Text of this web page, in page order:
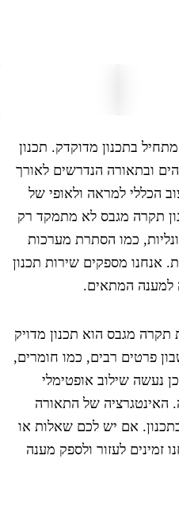
בתכנון מדוקדק. תכנון
ובתאורה הנדרשים לאורך
הכללי למראה ולאופי של
תקרה מגבס לא מתמקד רק
כמו הסתרת מערכות
אנחנו מספקים שירות תכנון
למענה המתאים.
מגבס הוא תכנון מדויק
פרטים רבים, כמו חומרים,
נעשה שילוב אופטימלי
של התאורה
אם יש לכם שאלות או
זמינים לעזור ולספק מענה